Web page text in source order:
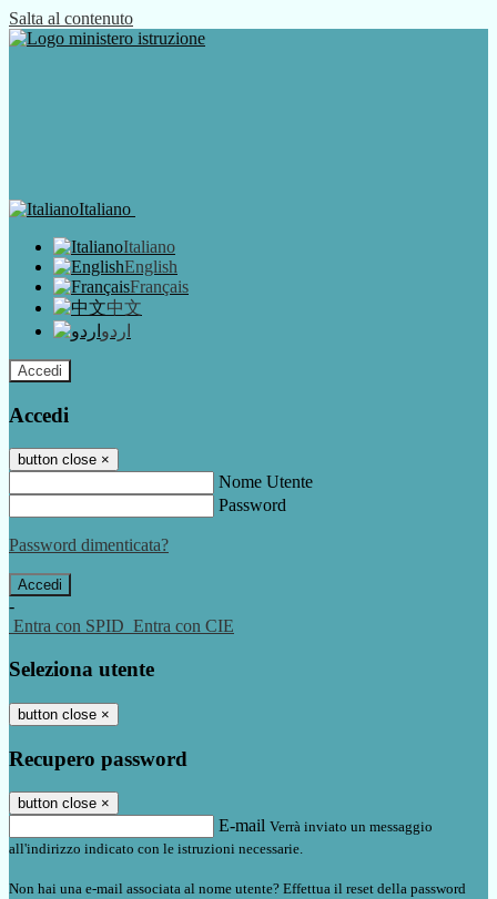
Salta al contenuto
Italiano
Italiano
English
Français
中文
اردو
Accedi
Accedi
button close ×
Nome Utente
Password
Password dimenticata?
-
Entra con SPID Entra con CIE
Seleziona utente
button close ×
Recupero password
button close ×
E-mail Verrà inviato un messaggio
all'indirizzo indicato con le istruzioni necessarie.
Non hai una e-mail associata al nome utente? Effettua il reset della password